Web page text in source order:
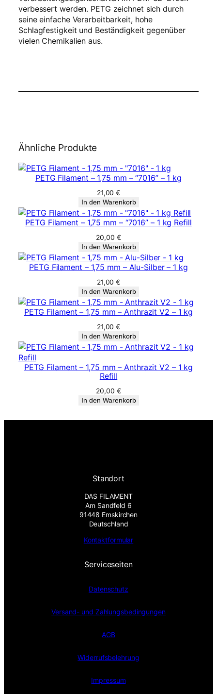
verbessert werden. PETG zeichnet sich durch
seine einfache Verarbeitbarkeit, hohe
Schlagfestigkeit und Beständigkeit gegenüber
vielen Chemikalien aus.
Ähnliche Produkte
PETG Filament – 1,75 mm – “7016” – 1 kg
21,00€
In den Warenkorb
PETG Filament – 1,75 mm – “7016” – 1 kg Refill
20,00 €
In den Warenkorb
PETG Filament – 1,75 mm – Alu-Silber – 1 kg
21,00€
In den Warenkorb
PETG Filament – 1,75 mm – Anthrazit V2 – 1 kg
21,00€
In den Warenkorb
PETG Filament – 1,75 mm – Anthrazit V2 – 1 kg
Refill
20,00 €
In den Warenkorb
Standort
DAS FILAMENT
Am Sandfeld 6
91448 Emskirchen
Deutschland
Kontaktformular
Serviceseiten
Datenschutz
Versand- und Zahlungsbedingungen
AGB
Widerrufsbelehrung
Impressum